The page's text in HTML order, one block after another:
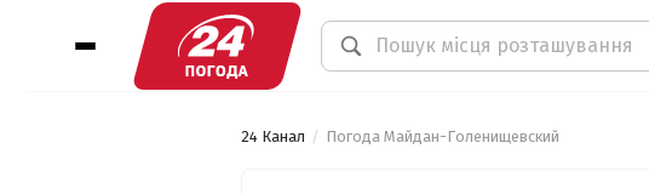
24 Канал Погода Майдан-Голенищевский